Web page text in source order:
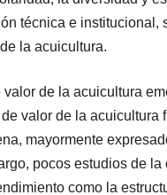
técnica e institucional,
la acuicultura.
de la acuicultura
valor de la acuicultura
mayormente
pocos estudios de
como la